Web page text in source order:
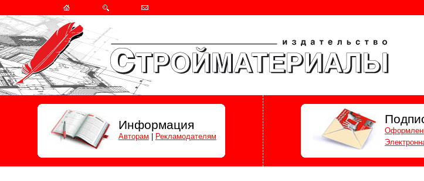
Информация
Авторам Рекламодателям